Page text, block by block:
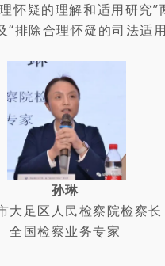
怀疑的理解和适用研究
排除合理怀疑的司法适
孙琳
大足区人民检察院检察长
全国检察业务专家